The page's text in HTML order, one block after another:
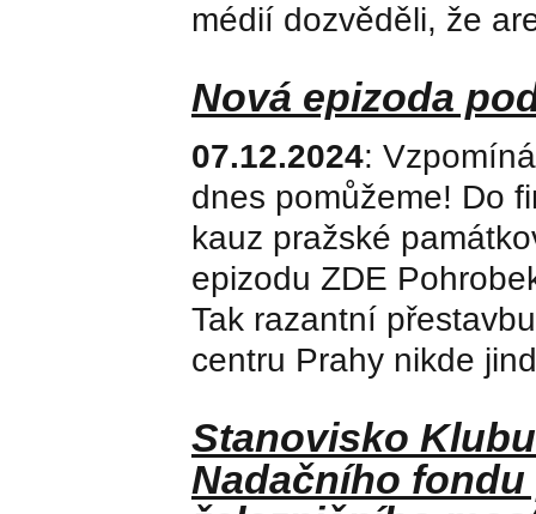
médií dozvěděli, že
Nová epizoda
07.12.2024:
dnes pomůžeme! Do
kauz pražské
epizodu ZDE
Tak razantní
centru Prahy nikde
Stanovisko
Nadačního